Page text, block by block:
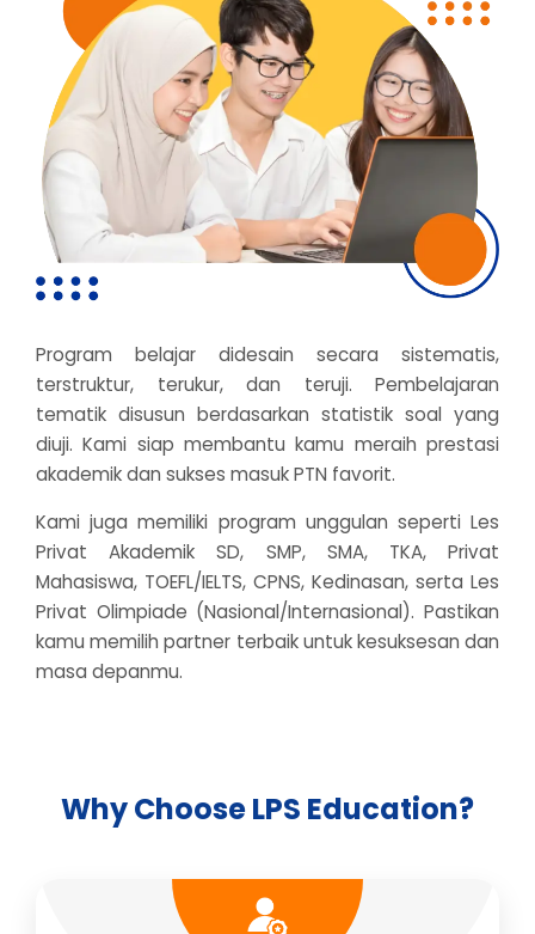
Program belajar didesain secara sistematis,
terstruktur, terukur, dan teruji. Pembelajaran
tematik disusun berdasarkan statistik soal yang
diuji. Kami siap membantu kamu meraih prestasi
akademik dan sukses masuk PTN favorit.
Kami juga memiliki program unggulan seperti Les
Privat Akademik SD, SMP, SMA, TKA, Privat
Mahasiswa, TOEFL/IELTS, CPNS, Kedinasan, serta Les
Privat Olimpiade (Nasional/Internasional). Pastikan
kamu memilih partner terbaik untuk kesuksesan dan
masa depanmu.
Why Choose LPS Education?